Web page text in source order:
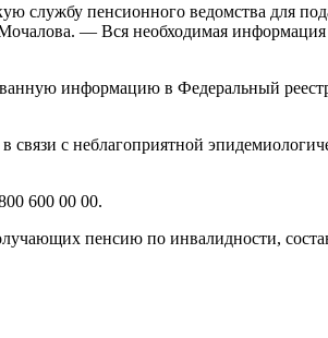
пенсионного ведомства для
— Вся необходимая информация
информацию в Федеральный
с неблагоприятной
600 00 00.
пенсию по инвалидности,